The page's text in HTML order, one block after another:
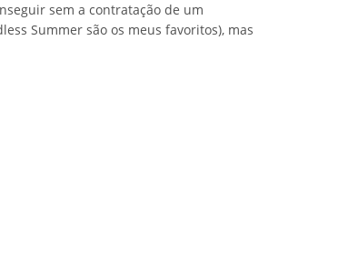
sem a contratação de um
Summer são os meus favoritos), mas